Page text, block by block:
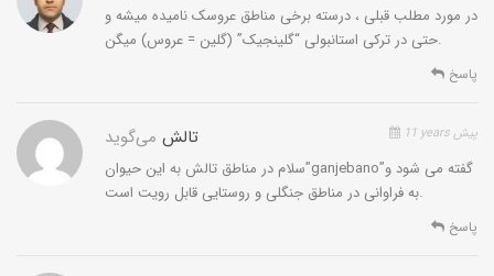
در مورد مطلب قبلی ، درسته برخی مناطق عروسک نامیده میشه و
حتی در ترکی استانبولی “گلینجیک” (گلین = عروس) میگن.
پاسخ
تالش می‌گوید 11 years پیش
سلام در مناطق تالش به این حیوان”ganjebano”گفته می شود و
به فراوانی در مناطق جنگلی و روستایی قابل رویت است.
پاسخ